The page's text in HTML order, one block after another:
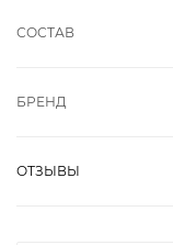
СОСТАВ
БРЕНД
ОТЗЫВЫ